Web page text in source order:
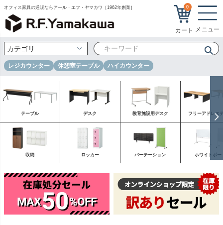
オフィス家具の通販ならアール・エフ・ヤマカワ［1962年創業］ 0
レジカウンター 休憩室テーブル ハイカウンター
テーブル デスク 教育施設用デスク フリーアドレス
収納 ロッカー パーテーション ホワイトボー